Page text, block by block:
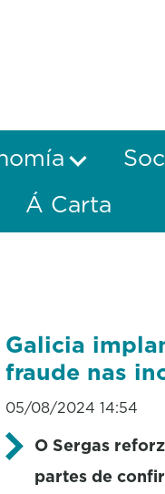
Á Carta
Galicia
fraude nas
05/08/2024 14:54
O Sergas
partes de